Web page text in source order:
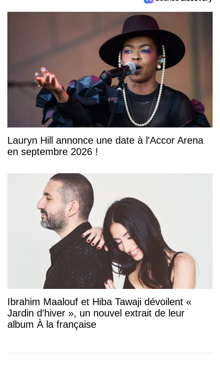
Lauryn Hill annonce une date à l'Accor Arena
en septembre 2026 !
Ibrahim Maalouf et Hiba Tawaji dévoilent «
Jardin d'hiver », un nouvel extrait de leur
album À la française